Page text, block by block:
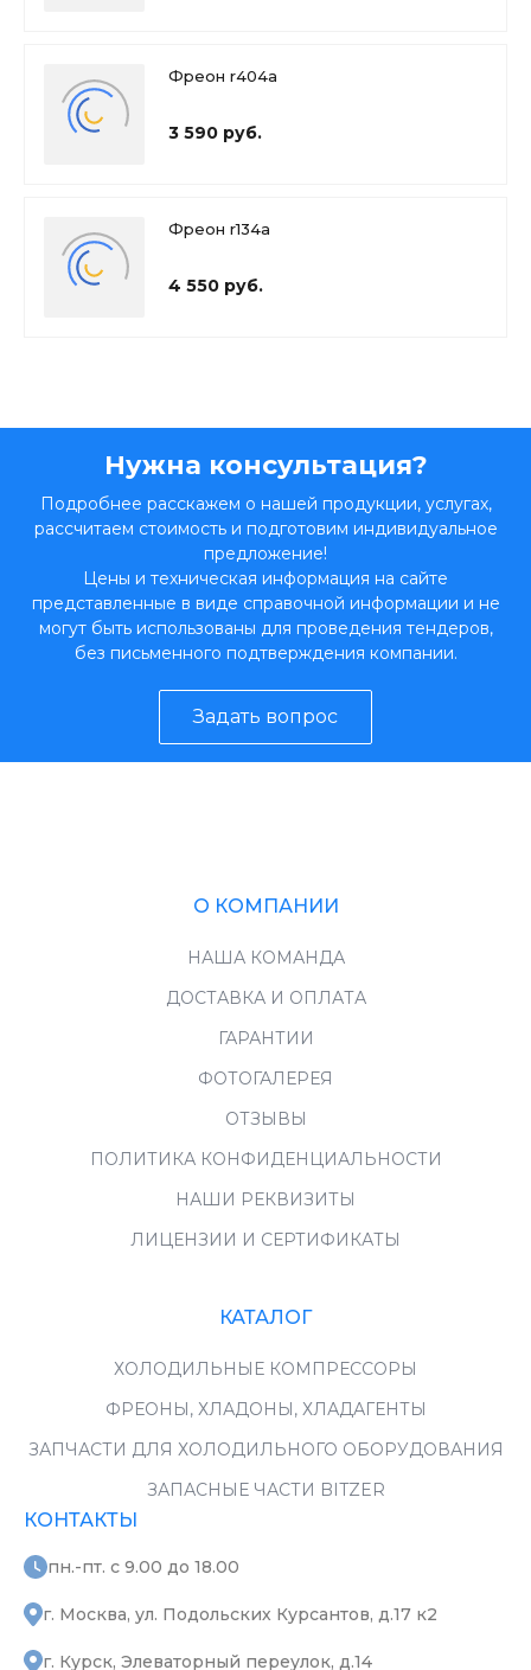
Фреон r404a
3 590 руб.
Фреон r134a
4 550 руб.
Нужна консультация?
Подробнее расскажем о нашей продукции, услугах,
рассчитаем стоимость и подготовим индивидуальное
предложение!
Цены и техническая информация на сайте
представленные в виде справочной информации и не
могут быть использованы для проведения тендеров,
без письменного подтверждения компании.
Задать вопрос
О КОМПАНИИ
НАША КОМАНДА
ДОСТАВКА И ОПЛАТА
ГАРАНТИИ
ФОТОГАЛЕРЕЯ
ОТЗЫВЫ
ПОЛИТИКА КОНФИДЕНЦИАЛЬНОСТИ
НАШИ РЕКВИЗИТЫ
ЛИЦЕНЗИИ И СЕРТИФИКАТЫ
КАТАЛОГ
ХОЛОДИЛЬНЫЕ КОМПРЕССОРЫ
ФРЕОНЫ, ХЛАДОНЫ, ХЛАДАГЕНТЫ
ЗАПЧАСТИ ДЛЯ ХОЛОДИЛЬНОГО ОБОРУДОВАНИЯ
ЗАПАСНЫЕ ЧАСТИ BITZER
КОНТАКТЫ
пн.-пт. с 9.00 до 18.00
г. Москва, ул. Подольских Курсантов, д.17 к2
г. Курск, Элеваторный переулок, д.14